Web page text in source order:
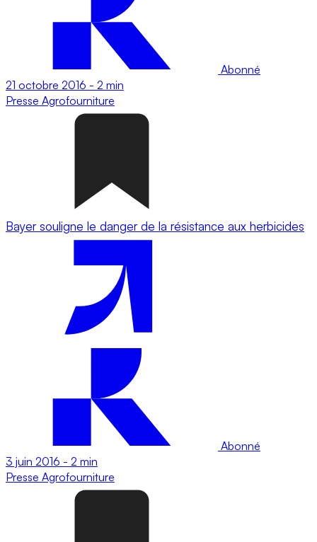
Abonné
21 octobre 2016 - 2 min
Presse Agrofourniture
Bayer souligne le danger de la résistance aux herbicides
Abonné
3 juin 2016 - 2 min
Presse Agrofourniture